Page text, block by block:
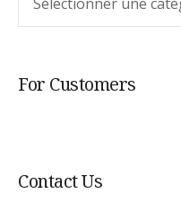
For Customers
Contact Us